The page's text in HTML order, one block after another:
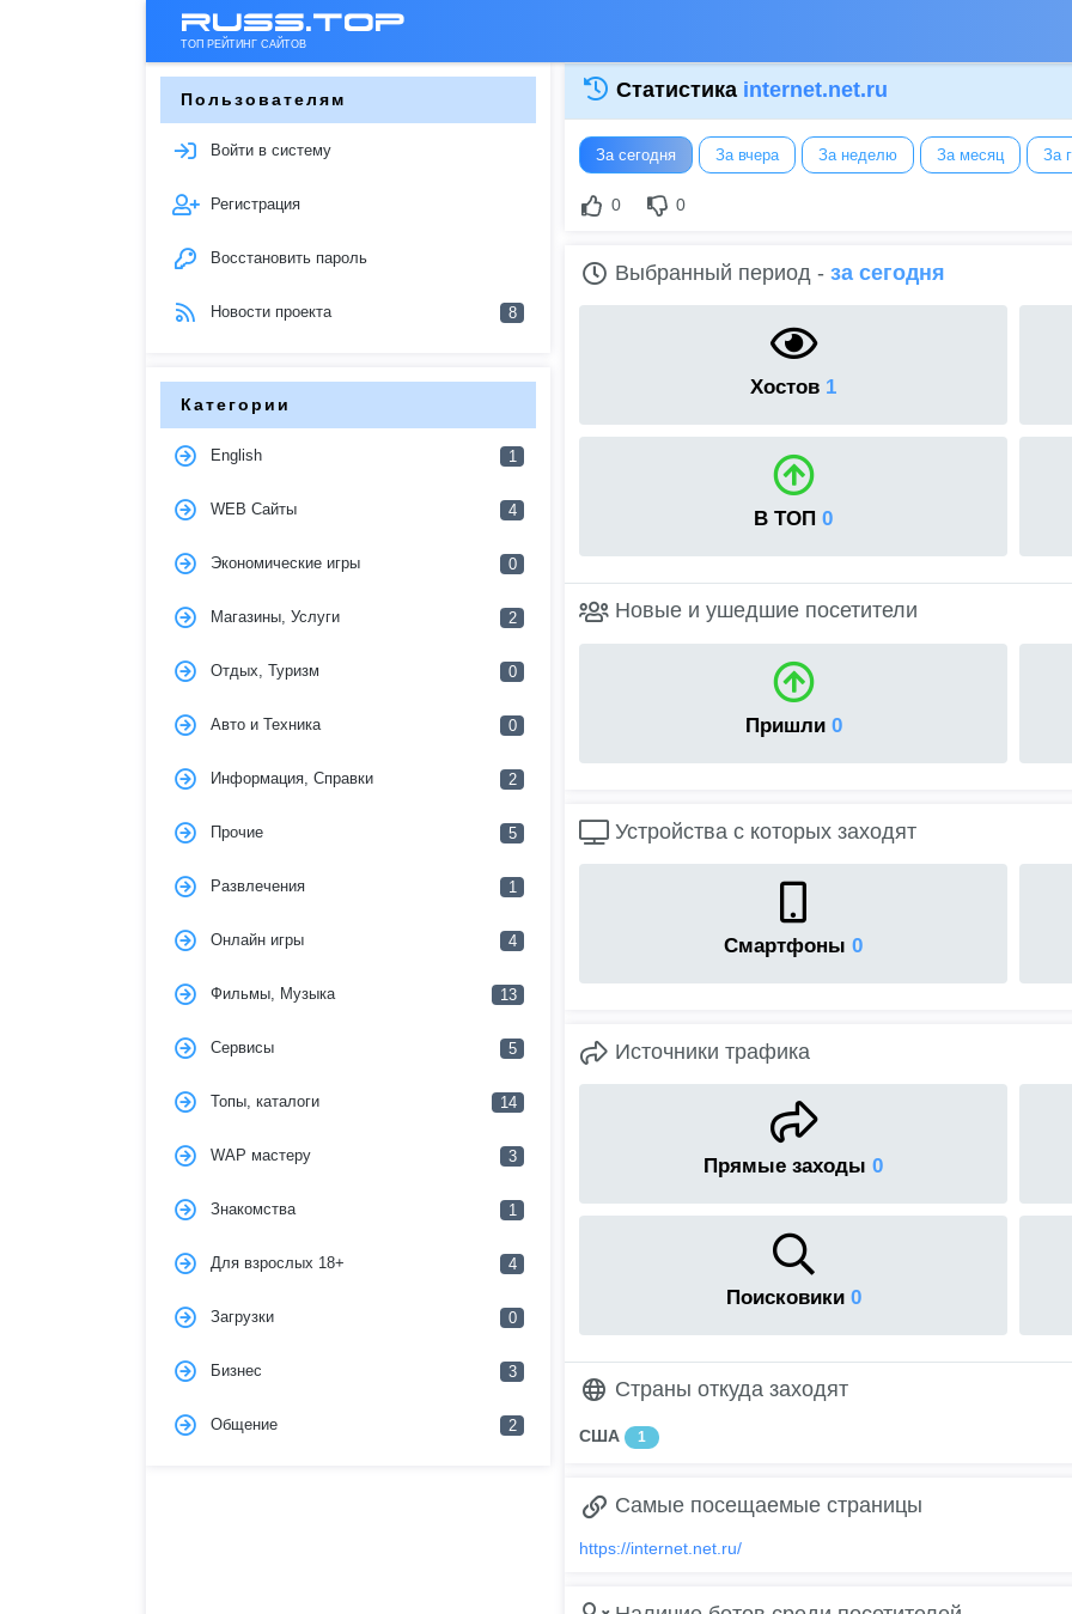
russ.top
ТОП РЕЙТИНГ САЙТОВ
Пользователям
Войти в систему
Регистрация
Восстановить пароль
Новости проекта 8
Категории
English 1
WEB Сайты 4
Экономические игры 0
Магазины, Услуги 2
Отдых, Туризм 0
Авто и Техника 0
Информация, Справки 2
Прочие 5
Развлечения 1
Онлайн игры 4
Фильмы, Музыка 13
Сервисы 5
Топы, каталоги 14
WAP мастеру 3
Знакомства 1
Для взрослых 18+ 4
Загрузки 0
Бизнес 3
Общение 2
Статистика internet.net.ru
За сегодня За вчера За неделю За месяц За
0 0
Выбранный период - за сегодня
Хостов 1
В ТОП 0
Новые и ушедшие посетители
Пришли 0
Устройства с которых заходят
Смартфоны 0
Источники трафика
Прямые заходы 0
Поисковики 0
Страны откуда заходят
США 1
Самые посещаемые страницы
https://internet.net.ru/